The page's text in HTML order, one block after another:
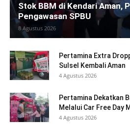
Stok BBM di Kendari Aman,
Pengawasan SPBU
8 Agustus 2026
Pertamina Extra
Sulsel Kembali Aman
4 Agustus 2026
Pertamina Dekatkan
Melalui Car Free Day
4 Agustus 2026